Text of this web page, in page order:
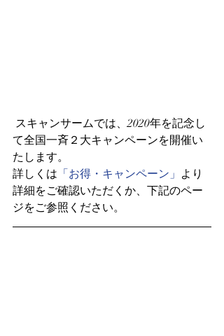
て全国一斉２大キャンペーンを開催い
たします。
詳しくは 「お得・キャンペーン」 より
詳細をご確認いただくか、下記のペー
ジをご参照ください。